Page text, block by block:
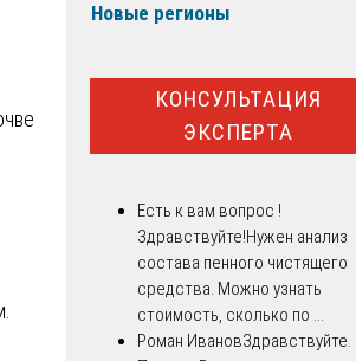
Новые регионы
КОНСУЛЬТАЦИЯ
ЭКСПЕРТА
Есть к вам вопрос !
Здравствуйте!Нужен анализ
состава пенного чистящего
средства. Можно узнать
стоимость, сколько по ...
Роман ИвановЗдравствуйте.